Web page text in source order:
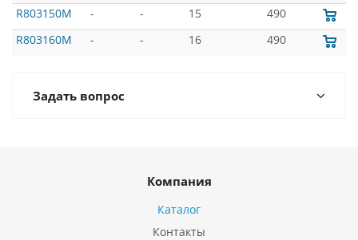
R803150M
- - 15
490
R803160M
- - 16 490
Задать вопрос
Компания
Каталог
Контакты